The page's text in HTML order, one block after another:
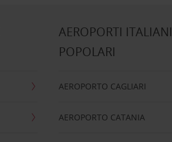
AEROPORTI ITALIANI
POPOLARI
AEROPORTO CAGLIARI
AEROPORTO CATANIA